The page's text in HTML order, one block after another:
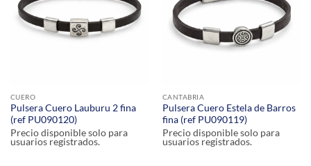
CUERO
Pulsera Cuero Lauburu 2 fina
(ref PU090120)
Precio disponible solo para
usuarios registrados.
CANTABRIA
Pulsera Cuero Estela de Barros
fina (ref PU090119)
Precio disponible solo para
usuarios registrados.